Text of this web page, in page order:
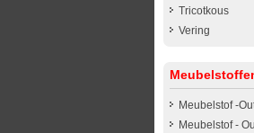
Tricotkous
Vering
Meubelstof -
Meubelstof -